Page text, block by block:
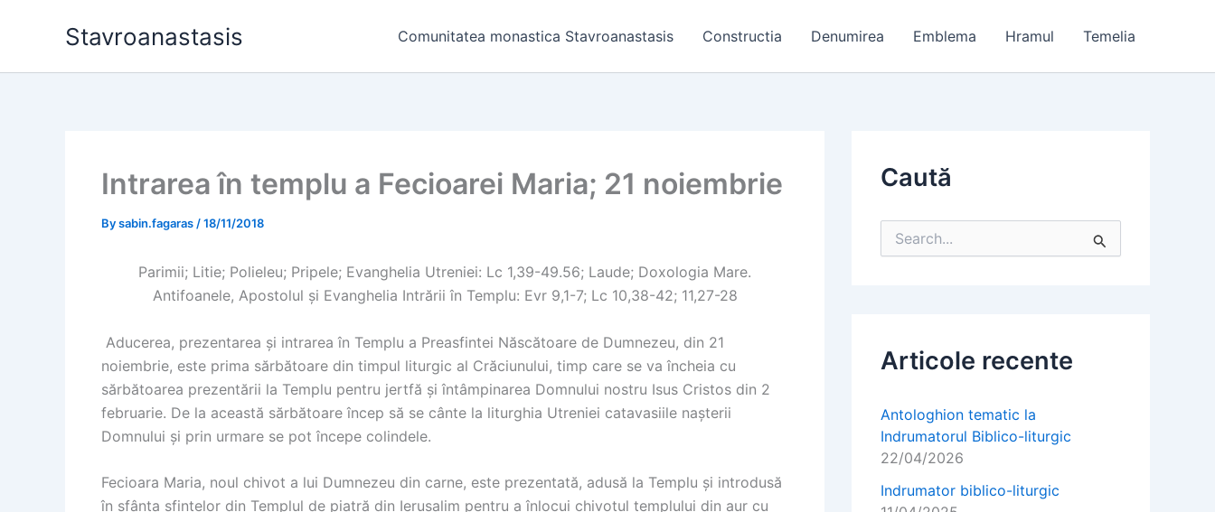
Stavroanastasis Comunitatea monastica Stavroanastasis Constructia Denumirea Emblema Hramul Temelia
Intrarea în templu a Fecioarei Maria; 21 noiembrie
Bysabin.fagaras /18/11/2018
Parimii; Litie; Polieleu; Pripele; Evanghelia Utreniei: Lc 1,39-49.56; Laude; Doxologia Mare.
Antifoanele, Apostolul și Evanghelia Intrării în Templu: Evr 9,1-7; Lc 10,38-42; 11,27-28
Aducerea, prezentarea și intrarea în Templu a Preasfintei Născătoare de Dumnezeu, din 21
noiembrie, este prima sărbătoare din timpul liturgic al Crăciunului, timp care se va încheia cu
sărbătoarea prezentării la Templu pentru jertfă și întâmpinarea Domnului nostru Isus Cristos din 2
februarie. De la această sărbătoare încep să se cânte la liturghia Utreniei catavasiile nașterii
Domnului și prin urmare se pot începe colindele.
Fecioara Maria, noul chivot a lui Dumnezeu din carne, este prezentată, adusă la Templu și introdusă
în sfânta sfintelor din Templul de piatră din Ierusalim pentru a înlocui chivotul templului din aur cu
Caută
o
rArticole recente
Antologhion tematic la
Indrumatorul Biblico-liturgic
22/04/2026
Indrumator biblico-liturgic